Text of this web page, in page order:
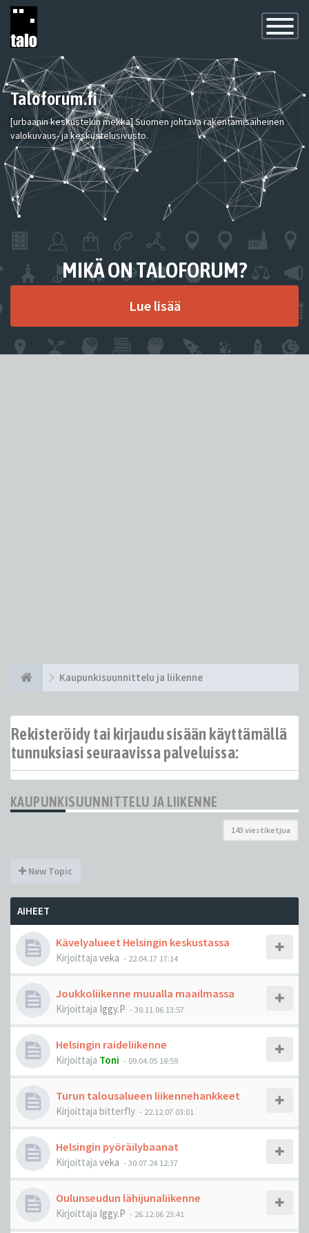
Toggle
Taloforum.fi
[urbaanin keskustelun mekka] Suomen johtava rakentamisaiheinen
valokuvaus- ja keskustelusivusto.
MIKÄ ON TALOFORUM?
Lue lisää
Kaupunkisuunnittelu ja liikenne
Rekisteröidy tai kirjaudu sisään käyttämällä
tunnuksiasi seuraavissa palveluissa:
KAUPUNKISUUNNITTELU JA LIIKENNE
143 viestiketjua
New Topic
AIHEET
Kävelyalueet Helsingin keskustassa
Kirjoittaja veka - 22.04.17 17:14
Joukkoliikenne muualla maailmassa
Kirjoittaja Iggy.P -30.11.06 13:57
Helsingin raideliikenne
Kirjoittaja Toni - 09.04.05 18:59
Turun talousalueen liikennehankkeet
Kirjoittaja bitterfly - 22.12.07 03:01
Helsingin pyöräilybaanat
Kirjoittaja veka -30.07.24 12:37
Oulunseudun lähijunaliikenne
Kirjoittaja Iggy.P - 26.12.06 23:41